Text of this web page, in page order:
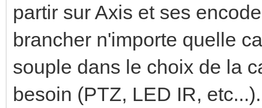
partir sur Axis et ses
brancher n'importe quelle
souple dans le choix de la
besoin (PTZ, LED IR,